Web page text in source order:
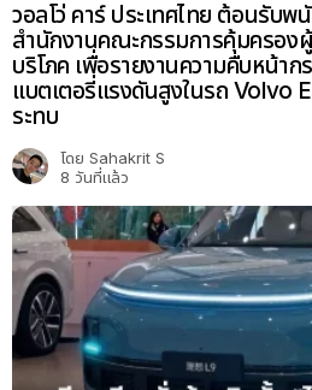
วอลโว่ คาร์ ประเทศไทย ต้อนรับพ
สำนักงานคณะกรรมการคุ้มครอง
บริโภค เพื่อรายงานความคืบหน้าก
แบตเตอรี่แรงดันสูงในรถ Volvo
ระทบ
โดย Sahakrit S
8 วันที่แล้ว